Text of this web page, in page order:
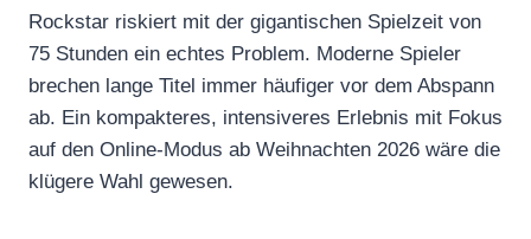
Rockstar riskiert mit der gigantischen Spielzeit von
75 Stunden ein echtes Problem. Moderne Spieler
brechen lange Titel immer häufiger vor dem Abspann
ab. Ein kompakteres, intensiveres Erlebnis mit Fokus
auf den Online-Modus ab Weihnachten 2026 wäre die
klügere Wahl gewesen.